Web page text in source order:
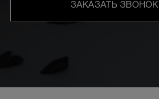
ЗАКАЗАТЬ ЗВОНОК